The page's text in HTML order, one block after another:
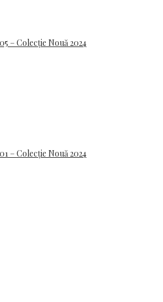
– Colecție Nouă 2024
– Colecție Nouă 2024